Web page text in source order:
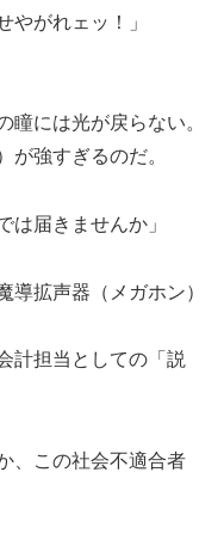
やがれェッ！」
には光が戻らない。
強すぎるのだ。
届きませんか」
拡声器（メガホン）
計担当としての「説
、この社会不適合者